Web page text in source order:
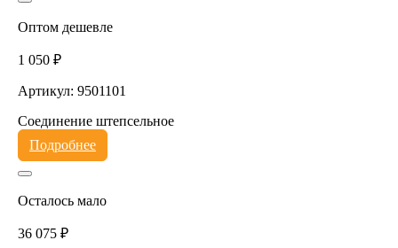
Оптом дешевле
1 050 ₽
Артикул: 9501101
Соединение штепсельное
Подробнее
Осталось мало
36 075 ₽